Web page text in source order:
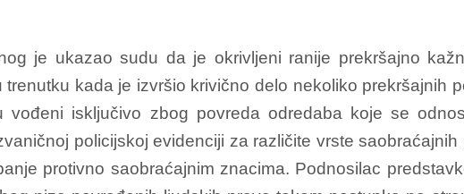
je ukazao sudu da je okrivljeni ranije prekršajno
kada je izvršio krivično delo nekoliko prekršajnih
vođeni isključivo zbog povreda odredaba koje se
policijskoj evidenciji za različite vrste
protivno saobraćajnim znacima. Podnosilac